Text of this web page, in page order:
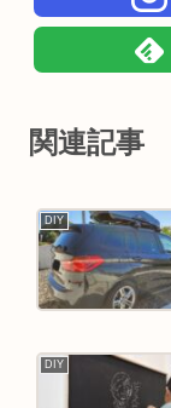
関連記事
DIY
DIY